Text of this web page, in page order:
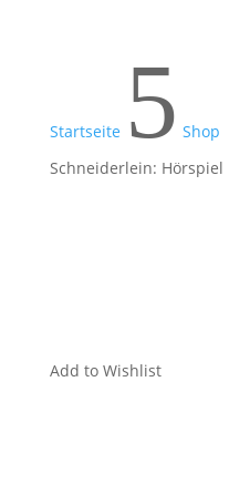
Startseite 5 Shop
Schneiderlein: Hörspiel
Add to Wishlist